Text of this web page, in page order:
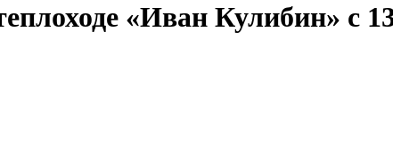
«Иван Кулибин» с